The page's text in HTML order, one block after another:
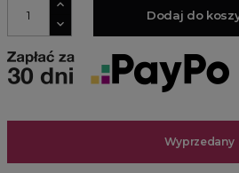
Dodaj do
Wyprzedany